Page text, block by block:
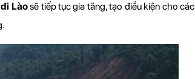
Lào sẽ tiếp tục gia tăng, tạo điều kiện cho các